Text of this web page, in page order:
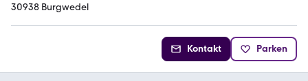
30938 Burgwedel
Kontakt Parken